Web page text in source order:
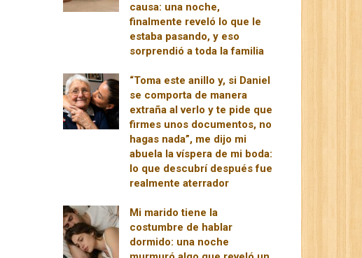
causa: una noche,
finalmente reveló lo que le
estaba pasando, y eso
sorprendió a toda la familia
“Toma este anillo y, si Daniel
se comporta de manera
extraña al verlo y te pide que
firmes unos documentos, no
hagas nada”, me dijo mi
abuela la víspera de mi boda:
lo que descubrí después fue
realmente aterrador
Mi marido tiene la
costumbre de hablar
dormido: una noche